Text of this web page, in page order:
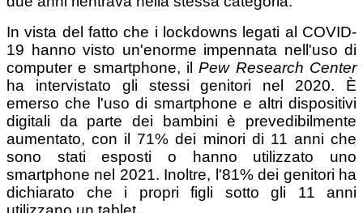
In vista del fatto che i lockdowns legati al COVID-
19 hanno visto un'enorme impennata nell'uso di
computer e smartphone, ilPew Research Center
ha intervistato gli stessi genitori nel 2020. È
emerso che l'uso di smartphone e altri dispositivi
digitali da parte dei bambini è prevedibilmente
aumentato, con il 71% dei minori di 11 anni che
sono stati esposti o hanno utilizzato uno
smartphone nel 2021. Inoltre, l'81% dei genitori ha
dichiarato che i propri figli sotto gli 11 anni